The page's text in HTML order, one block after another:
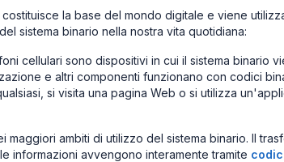
costituisce la base del mondo digitale e viene
sistema binario nella nostra vita quotidiana:
cellulari sono dispositivi in ​​cui il sistema binario
e altri componenti funzionano con codici
si visita una pagina Web o si utilizza
maggiori ambiti di utilizzo del sistema binario. Il
informazioni avvengono interamente tramite